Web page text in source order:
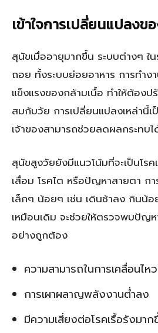
เข้าใจการเปลี่ยนแปลงข
สุนัขเมื่ออายุมากขึ้น ระบบต่างๆ ใ
ถอย ทั้งระบบย่อยอาหาร การทำง
แข็งแรงของกล้ามเนื้อ ทำให้ต้องป
สมกับวัย การเปลี่ยนแปลงเหล่านี้
เจ้าของสามารถช่วยลดผลกระทบไ
สุนัขสูงวัยยังมีแนวโน้มที่จะเป็นโรค
เสื่อม โรคไต หรือปัญหาสายตา ก
เล็กๆ น้อยๆ เช่น เดินช้าลง กินน้อ
เหมือนเดิม จะช่วยให้ตรวจพบปัญห
อย่างถูกต้อง
ความสามารถในการเคลื่อนไห
การเผาผลาญพลังงานต่ำลง
มีความเสี่ยงต่อโรคเรื้อรังมาก